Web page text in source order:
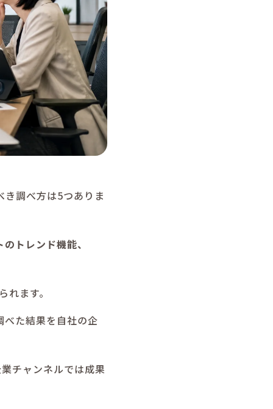
き調べ方は5つありま
トレンド機能、
ます。
た結果を自社の企
チャンネルでは成果